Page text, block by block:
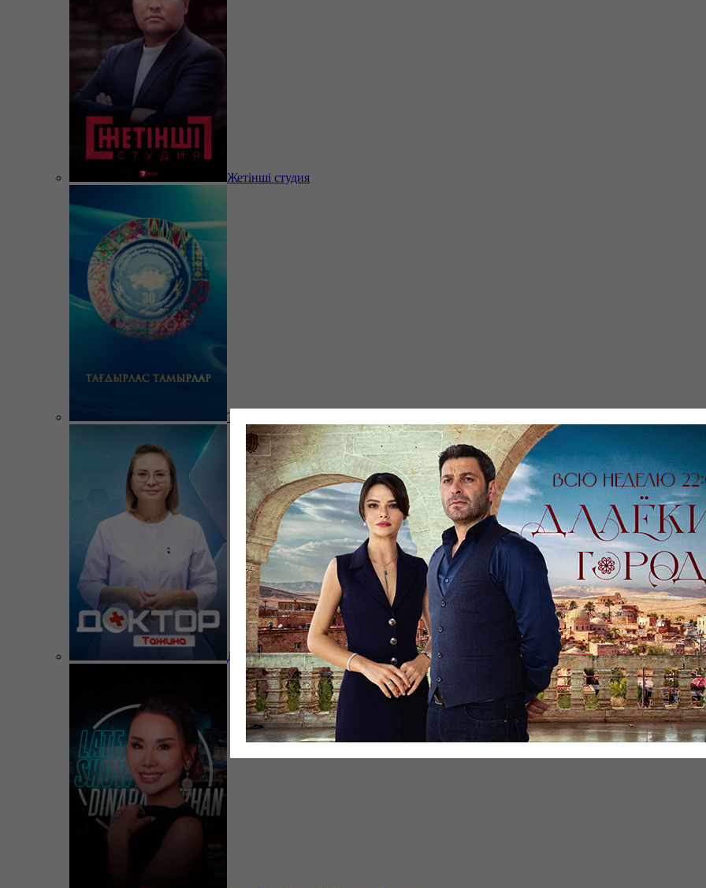
Жетінші студия
Тағдырлас тамырлар
Доктор Тажина